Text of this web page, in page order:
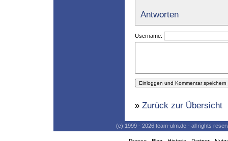
Antworten
Username:
» Zurück zur Übersicht
(c) 1999 - 2026 team-ulm.de - all rights